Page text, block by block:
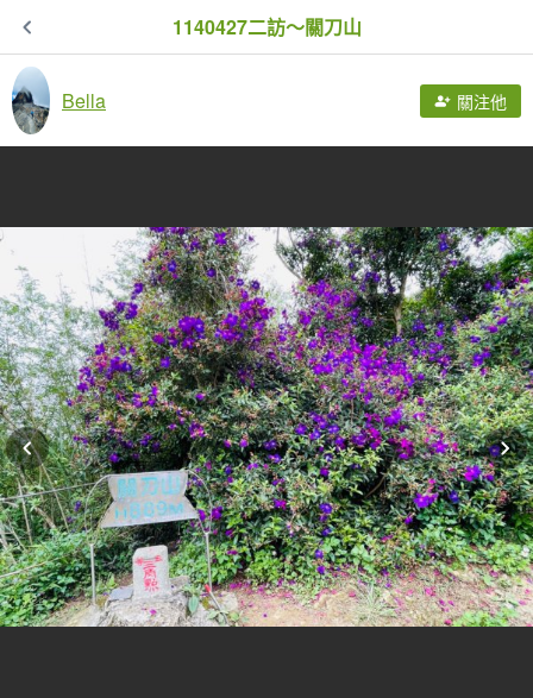
1140427二訪～關刀山
Bella 關注他